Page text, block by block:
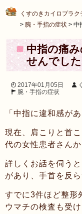
くすのきカイロプラ
> 腕・手指の症状 > 中
中指の痛
せんでした
2017年01月05日
腕・手指の症状
「中指に違和感が
現在、肩こりと首
代の女性患者さん
詳しくお話を伺う
があり、手首を反
すでに3件ほど整形
ウマチの検査も受